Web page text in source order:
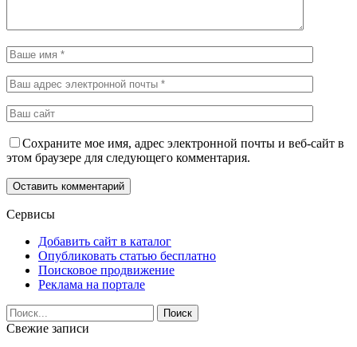
Сохраните мое имя, адрес электронной почты и веб-сайт в
этом браузере для следующего комментария.
Сервисы
Добавить сайт в каталог
Опубликовать статью бесплатно
Поисковое продвижение
Реклама на портале
Свежие записи